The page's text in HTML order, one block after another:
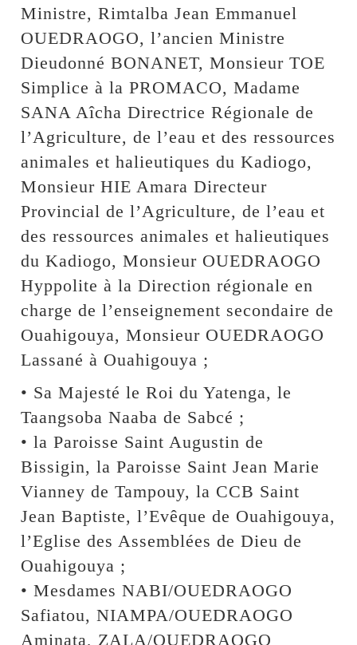
Ministre, Rimtalba Jean Emmanuel
OUEDRAOGO, l’ancien Ministre
Dieudonné BONANET, Monsieur TOE
Simplice à la PROMACO, Madame
SANA Aîcha Directrice Régionale de
l’Agriculture, de l’eau et des ressources
animales et halieutiques du Kadiogo,
Monsieur HIE Amara Directeur
Provincial de l’Agriculture, de l’eau et
des ressources animales et halieutiques
du Kadiogo, Monsieur OUEDRAOGO
Hyppolite à la Direction régionale en
charge de l’enseignement secondaire de
Ouahigouya, Monsieur OUEDRAOGO
Lassané à Ouahigouya ;
• Sa Majesté le Roi du Yatenga, le
Taangsoba Naaba de Sabcé ;
• la Paroisse Saint Augustin de
Bissigin, la Paroisse Saint Jean Marie
Vianney de Tampouy, la CCB Saint
Jean Baptiste, l’Evêque de Ouahigouya,
l’Eglise des Assemblées de Dieu de
Ouahigouya ;
• Mesdames NABI/OUEDRAOGO
Safiatou, NIAMPA/OUEDRAOGO
Aminata, ZALA/OUEDRAOGO